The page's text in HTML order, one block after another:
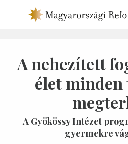
A nehezített
élet
A Gyökössy Intézet
gyermekre